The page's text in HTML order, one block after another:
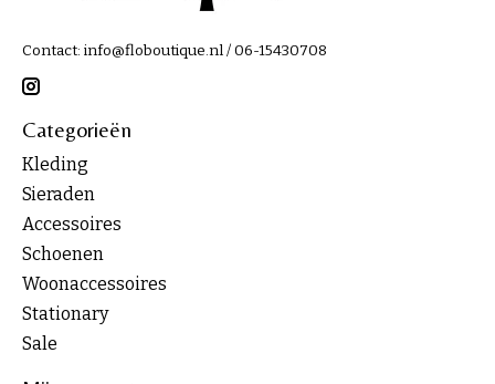
Contact: info@floboutique.nl/ 06-15430708
Categorieën
Kleding
Sieraden
Accessoires
Schoenen
Woonaccessoires
Stationary
Sale